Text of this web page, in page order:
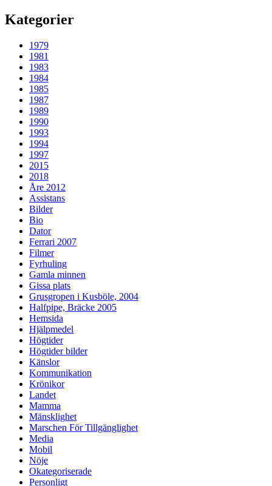
Kategorier
1979
1981
1983
1984
1985
1987
1989
1990
1993
1994
1997
2015
2018
Åre 2012
Assistans
Bilder
Bio
Dator
Ferrari 2007
Filmer
Fyrhuling
Gamla minnen
Gissa plats
Grusgropen i Kusböle, 2004
Halfpipe, Bräcke 2005
Hemsida
Hjälpmedel
Högtider
Högtider bilder
Känslor
Kommunikation
Krönikor
Landet
Mamma
Mänsklighet
Marschen För Tillgänglighet
Media
Mobil
Nöje
Okategoriserade
Personligt